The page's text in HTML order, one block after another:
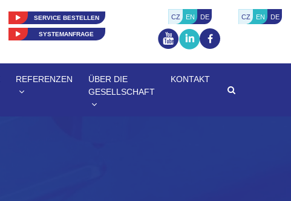
CZ EN DE
SERVICE BESTELLEN
SYSTEMANFRAGE
CZ EN DE
REFERENZEN
ÜBER DIE
GESELLSCHAFT
KONTAKT